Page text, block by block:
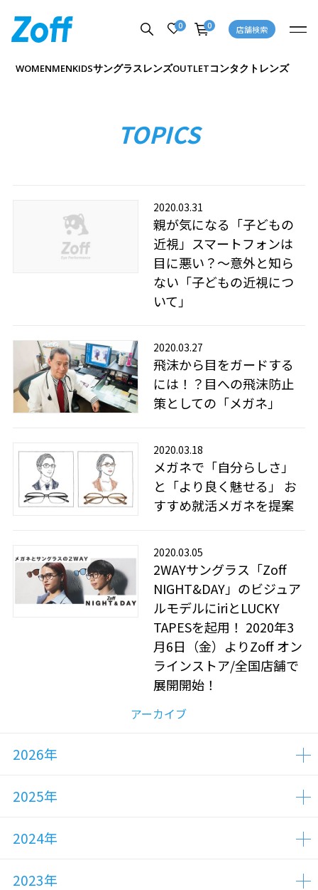
0 0 店舗検索
WOMENMENKIDSサングラスレンズOUTLETコンタクトレンズ
TOPICS
2020.03.31
親が気になる「子どもの
近視」スマートフォンは
目に悪い？～意外と知ら
ない「子どもの近視につ
いて」
2020.03.27
飛沫から目をガードする
には！？目への飛沫防止
策としての「メガネ」
2020.03.18
メガネで「自分らしさ」
と「より良く魅せる」 お
すすめ就活メガネを提案
2020.03.05
2WAYサングラス「Zoff
NIGHT&DAY」のビジュア
ルモデルにiriとLUCKY
TAPESを起用！ 2020年3
月6日（金）よりZoff オン
ラインストア/全国店舗で
展開開始！
アーカイブ
2026年
2025年
2024年
2023年